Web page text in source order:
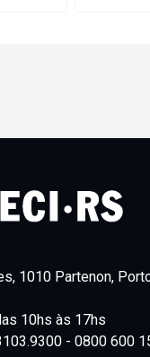
1010 Partenon,
10hs às 17hs
- 0800 600